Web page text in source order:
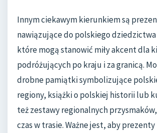
Innym ciekawym kierunkiem są
nawiązujące do polskiego
które mogą stanowić miły akcent dla
podróżujących po kraju i za granicą.
drobne pamiątki symbolizujące
regiony, książki o polskiej historii lub
też zestawy regionalnych
czas w trasie. Ważne jest, aby